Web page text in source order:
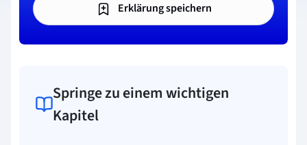
Erklärung speichern
Springe zu einem wichtigen
Kapitel